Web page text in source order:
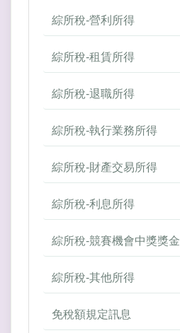
綜所稅-營利所得
綜所稅-租賃所得
綜所稅-退職所得
綜所稅-執行業務所得
綜所稅-財產交易所得
綜所稅-利息所得
綜所稅-競賽機會中獎獎金
綜所稅-其他所得
免稅額規定訊息